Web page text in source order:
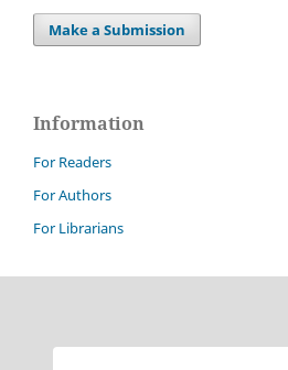
Make a Submission
Information
For Readers
For Authors
For Librarians